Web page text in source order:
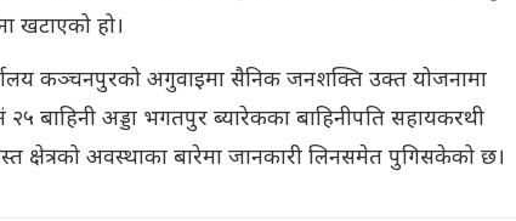
खटाएको हो।
कञ्चनपुरको अगुवाइमा सैनिक जनशक्ति उक्त योजनामा
बाहिनी अड्डा भगतपुर ब्यारेकका बाहिनीपति सहायकरथी
क्षेत्रको अवस्थाका बारेमा जानकारी लिनसमेत पुगिसकेको छ।